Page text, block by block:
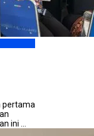
pertama
ini ...